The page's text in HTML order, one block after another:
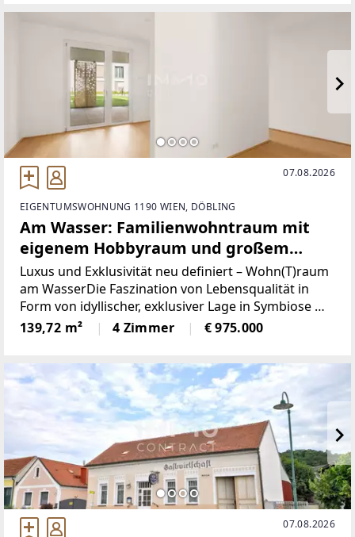
07.08.2026
EIGENTUMSWOHNUNG 1190 WIEN, DÖBLING
Am Wasser: Familienwohntraum mit
eigenem Hobbyraum und großem
Eigengarten
Luxus und Exklusivität neu definiert – Wohn(T)raum
am WasserDie Faszination von Lebensqualität in
Form von idyllischer, exklusiver Lage in Symbiose mit
Wohntraum, der den höchsten Ansprüchen genügt,
wird hier perfekt zur Vollendung gebracht.
139,72 m² 4 Zimmer € 975.000
07.08.2026